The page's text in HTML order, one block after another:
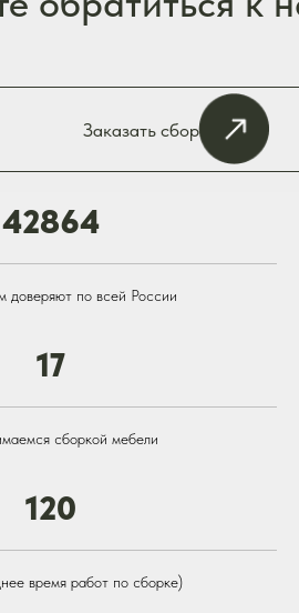
42864
доверяют по всей России
17
сборкой мебели
120
время работ по сборке)
лучше,
сборка